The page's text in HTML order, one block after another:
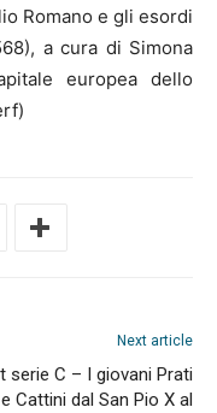
Romano e gli esordi
a cura di Simona
europea dello
Next article
serie C – I giovani Prati
e Cattini dal San Pio X al